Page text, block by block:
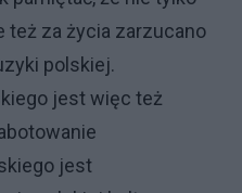
też za życia zarzucano
polskiej.
jest więc też
jest